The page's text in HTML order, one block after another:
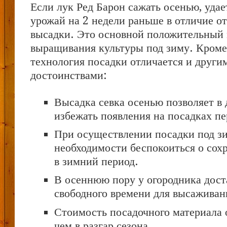
Если лук Ред Барон сажать осенью,
урожай на 2 недели раньше в отличие
высадки. Это основной
выращивания культуры под зиму. Кроме
технология посадки отличается и
достоинствами:
Высадка севка осенью позволяет
избежать появления на посадках
При осуществлении посадки под
необходимости беспокоиться о
в зимний период.
В осеннюю пору у огородника
свободного времени для
Стоимость посадочного